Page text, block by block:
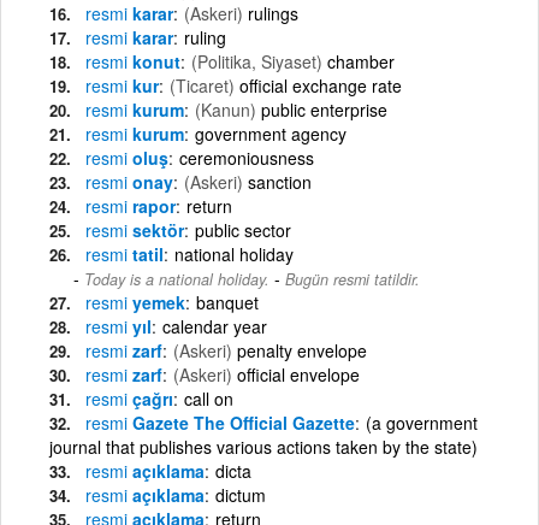
resmi karar (Askeri) rulings
resmi karar ruling
resmi konut (Politika, Siyaset) chamber
resmi kur (Ticaret) official exchange rate
resmi kurum (Kanun) public enterprise
resmi kurum government agency
resmi oluş ceremoniousness
resmi onay (Askeri) sanction
resmi rapor return
resmi sektör public sector
resmi tatil national holiday
Today is a national holiday. - Bugün resmi tatildir.
resmi yemek banquet
resmi yıl calendar year
resmi zarf (Askeri) penalty envelope
resmi zarf (Askeri) official envelope
resmi çağrı call on
resmi Gazete The Official Gazette (a government
journal that publishes various actions taken by the state)
resmi açıklama dicta
resmi açıklama dictum
resmi açıklama return